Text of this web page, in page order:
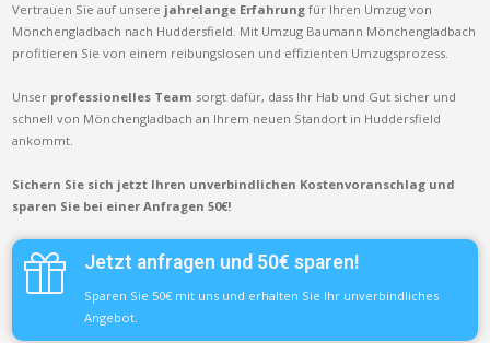
Vertrauen Sie auf unsere jahrelange Erfahrung für Ihren Umzug von
Mönchengladbach nach Huddersfield. Mit Umzug Baumann Mönchengladbach
profitieren Sie von einem reibungslosen und effizienten Umzugsprozess.
Unser professionelles Team sorgt dafür, dass Ihr Hab und Gut sicher und
schnell von Mönchengladbach an Ihrem neuen Standort in Huddersfield
ankommt.
Sichern Sie sich jetzt Ihren unverbindlichen Kostenvoranschlag und
sparen Sie bei einer Anfragen 50€!
Jetzt anfragen und 50€ sparen!
Sparen Sie 50€ mit uns und erhalten Sie Ihr unverbindliches
Angebot.